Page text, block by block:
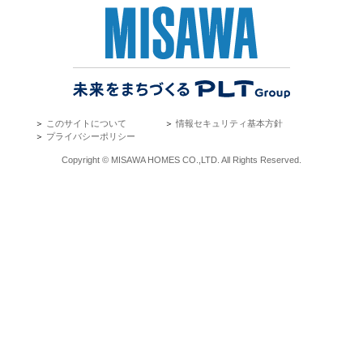
＞ このサイトについて ＞情報セキュリティ基本方針
＞ プライバシーポリシー
Copyright © MISAWA HOMES CO.,LTD. All Rights Reserved.